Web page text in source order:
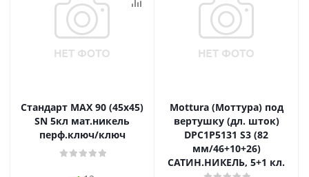
Стандарт MAX 90 (45х45)
SN 5кл мат.никель
перф.ключ/ключ
Mottura (Моттура) под
вертушку (дл. шток)
DPC1P5131 S3 (82
мм/46+10+26)
САТИН.НИКЕЛЬ, 5+1 кл.